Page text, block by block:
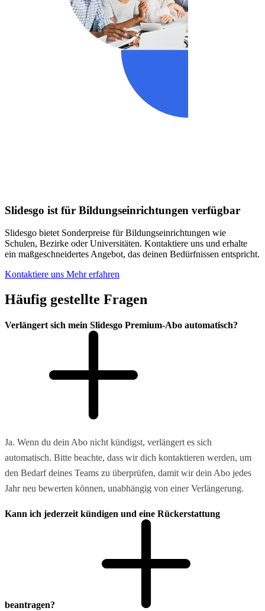
Slidesgo ist für Bildungseinrichtungen verfügbar
Slidesgo bietet Sonderpreise für Bildungseinrichtungen wie
Schulen, Bezirke oder Universitäten. Kontaktiere uns und erhalte
ein maßgeschneidertes Angebot, das deinen Bedürfnissen entspricht.
Kontaktiere uns Mehr erfahren
Häufig gestellte Fragen
Verlängert sich mein Slidesgo Premium-Abo automatisch?
Ja. Wenn du dein Abo nicht kündigst, verlängert es sich
automatisch. Bitte beachte, dass wir dich kontaktieren werden, um
den Bedarf deines Teams zu überprüfen, damit wir dein Abo jedes
Jahr neu bewerten können, unabhängig von einer Verlängerung.
Kann ich jederzeit kündigen und eine Rückerstattung
beantragen?